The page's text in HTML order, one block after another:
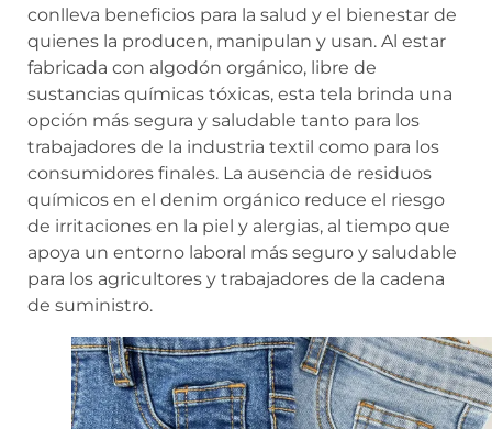
conlleva beneficios para la salud y el bienestar de
quienes la producen, manipulan y usan. Al estar
fabricada con algodón orgánico, libre de
sustancias químicas tóxicas, esta tela brinda una
opción más segura y saludable tanto para los
trabajadores de la industria textil como para los
consumidores finales. La ausencia de residuos
químicos en el denim orgánico reduce el riesgo
de irritaciones en la piel y alergias, al tiempo que
apoya un entorno laboral más seguro y saludable
para los agricultores y trabajadores de la cadena
de suministro.